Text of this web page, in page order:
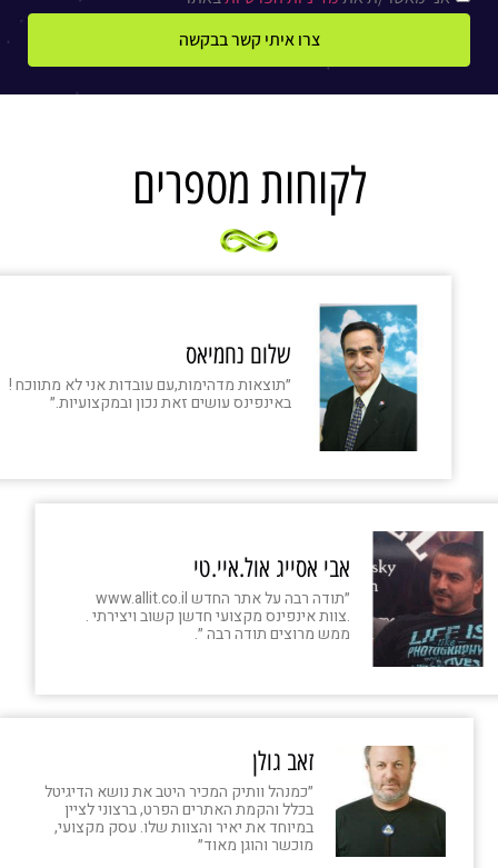
צרו איתי קשר בבקשה
לקוחות מספרים
שלום נחמיאס‏
״תוצאות מדהימות,עם עובדות אני לא מתווכח !
באינפינס עושים זאת נכון ובמקצועיות.״
אבי אסייג אול.איי.טי
״תודה רבה על אתר החדש www.allit.co.il
.צוות אינפינס מקצועי חדשן קשוב ויצירתי .
ממש מרוצים תודה רבה ״.
זאב גולן
״כמנהל וותיק המכיר היטב את נושא הדיגיטל
בכלל והקמת האתרים הפרט, ברצוני לציין
במיוחד את יאיר והצוות שלו. עסק מקצועי,
מוכשר והוגן מאוד״